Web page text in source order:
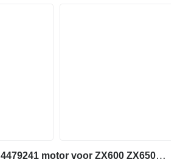
Isuzu 6WG1XAB - 4479241 motor voor ZX600 ZX650H ZX600LC graafmachine